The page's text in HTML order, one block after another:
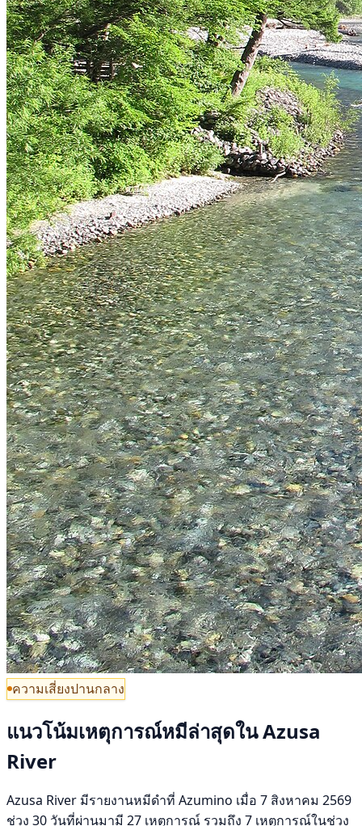
ความเสี่ยงปานกลาง
แนวโน้มเหตุการณ์หมีล่าสุดใน Azusa
River
Azusa River มีรายงานหมีดำที่ Azumino เมื่อ 7 สิงหาคม 2569
ช่วง 30 วันที่ผ่านมามี 27 เหตุการณ์ รวมถึง 7 เหตุการณ์ในช่วง